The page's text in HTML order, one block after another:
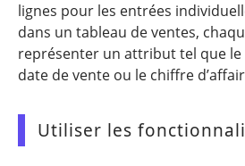
lignes pour les entrées
dans un tableau de ventes,
représenter un attribut tel que
date de vente ou le chiffre
Utiliser les